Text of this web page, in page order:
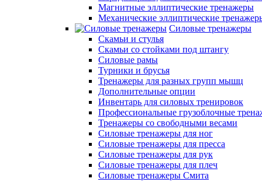
Магнитные эллиптические тренажеры
Механические эллиптические
Силовые тренажеры
Скамьи и стулья
Скамьи со стойками под штангу
Силовые рамы
Турники и брусья
Тренажеры для разных групп мышц
Дополнительные опции
Инвентарь для силовых тренировок
Профессиональные грузоблочные
Тренажеры со свободными весами
Силовые тренажеры для ног
Силовые тренажеры для пресса
Силовые тренажеры для рук
Силовые тренажеры для плеч
Силовые тренажеры Смита